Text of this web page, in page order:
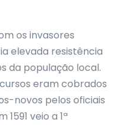
os invasores
elevada resistência
da população local.
eram cobrados
novos pelos oficiais
1591 veio a 1ª